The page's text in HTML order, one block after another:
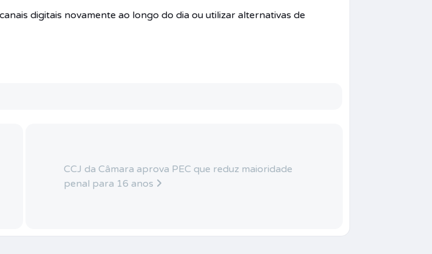
digitais novamente ao longo do dia ou utilizar alternativas de
CCJ da Câmara aprova PEC que reduz maioridade
penal para 16 anos